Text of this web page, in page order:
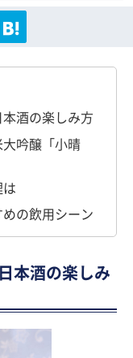
酒の楽しみ方
吟醸「小晴
は
めの飲用シーン
本酒の楽しみ